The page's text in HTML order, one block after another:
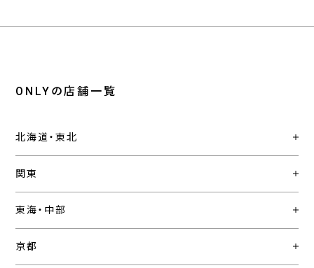
ONLYの店舗一覧
北海道・東北
関東
東海・中部
京都